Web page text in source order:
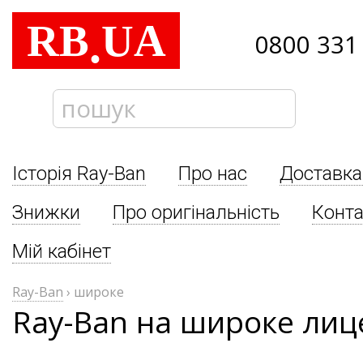
RB.UA 0800
Історія Ray-Ban Про нас
Знижки
Про оригінальність
Мій кабінет
Ray-Ban › широке
Ray-Ban на широке